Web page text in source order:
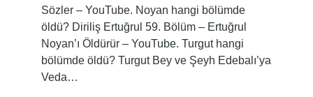
Sözler – YouTube. Noyan hangi bölümde
öldü? Diriliş Ertuğrul 59. Bölüm – Ertuğrul
Noyan’ı Öldürür – YouTube. Turgut hangi
bölümde öldü? Turgut Bey ve Şeyh Edebalı’ya
Veda…